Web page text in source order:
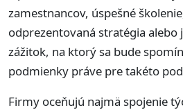
zamestnancov, úspešné
odprezentovaná stratégia alebo
zážitok, na ktorý sa bude
podmienky práve pre takéto
Firmy oceňujú najmä spojenie